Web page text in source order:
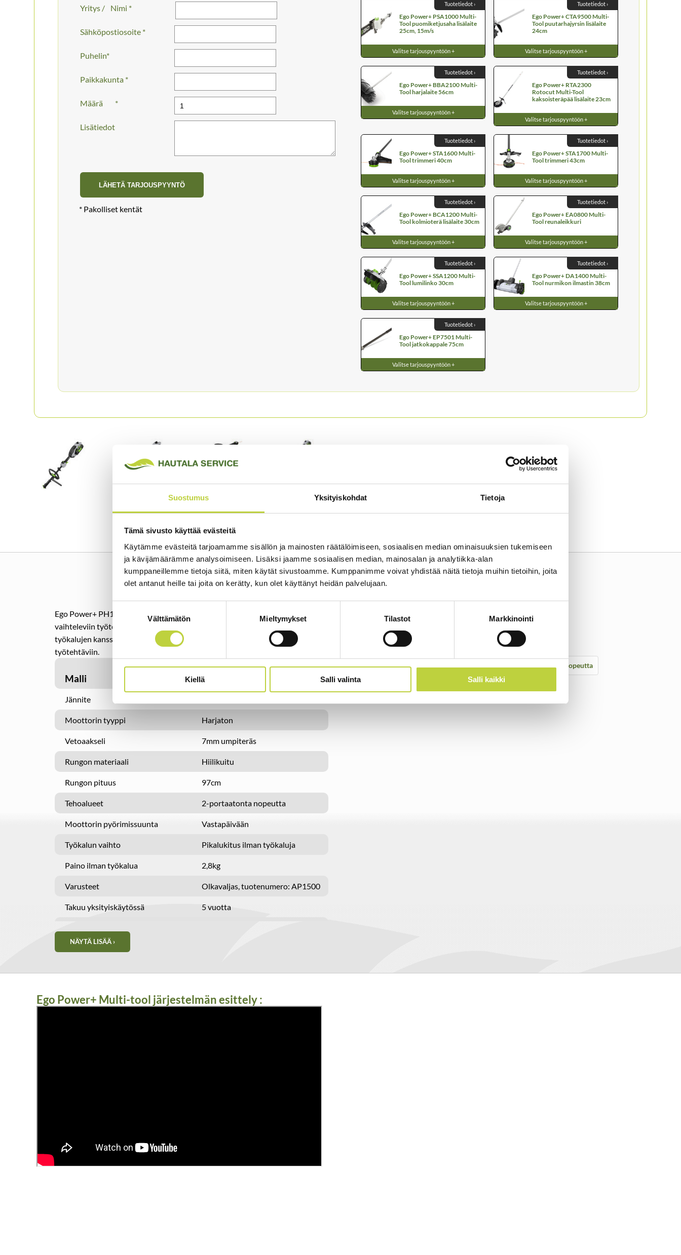
Suostumus Yksityiskohdat Tietoja
Tämä sivusto käyttää evästeitä
Käytämme evästeitä tarjoamamme sisällön ja mainosten räätälöimiseen, sosiaalisen median ominaisuuksien tukemiseen
ja kävijämäärämme analysoimiseen. Lisäksi jaamme sosiaalisen median, mainosalan ja analytiikka-alan
kumppaneillemme tietoja siitä, miten käytät sivustoamme. Kumppanimme voivat yhdistää näitä tietoja muihin tietoihin, joita
olet antanut heille tai joita on kerätty, kun olet käyttänyt heidän palvelujaan.
valinta
Välttämätön Mieltymykset Tilastot Markkinointi
Kiellä Salli valinta Salli kaikki
Nimi *
Sähköpostiosoite *
Puhelin
Paikkakunta *
Määrä
Lisätiedot
Ego Power+ PSA1000 Multi-
Tool puomiketjusaha lisälaite
25cm, 15m/s
Valitse tarjouspyyntöön +
Tuotetiedot ›
Ego Power+ CTA9500 Multi-
Tool puutarhajyrsin lisälaite
24cm
Valitse tarjouspyyntöön +
Tuotetiedot ›
Ego Power+ BBA2100 Multi-
Tool harjalaite 56cm
Valitse tarjouspyyntöön +
Tuotetiedot ›
Ego Power+ RTA2300
Rotocut Multi-Tool
kaksoisteräpää lisälaite 23cm
Valitse tarjouspyyntöön +
Tuotetiedot ›
Ego Power+ STA1600 Multi-
Tool trimmeri 40cm
Valitse tarjouspyyntöön +
Tuotetiedot ›
Ego Power+ STA1700 Multi-
Tool trimmeri 43cm
Valitse tarjouspyyntöön +
Tuotetiedot ›
Ego Power+ BCA1200 Multi-
Tool kolmioterä lisälaite 30cm
Valitse tarjouspyyntöön +
Tuotetiedot ›
Ego Power+ EA0800 Multi-
Tool reunaleikkuri
Valitse tarjouspyyntöön +
Tuotetiedot ›
Ego Power+ SSA1200 Multi-
Tool lumilinko 30cm
Valitse tarjouspyyntöön +
Tuotetiedot ›
Ego Power+ DA1400 Multi-
Tool nurmikon ilmastin 38cm
Valitse tarjouspyyntöön +
Tuotetiedot ›
Ego Power+ EP7501 Multi-
Tool jatkokappale 75cm
Valitse tarjouspyyntöön +
Tuotetiedot ›
Tekniset tiedot
Ego Power+ PH1420E Multi-Tool moottoriyksikkö on tehokas peruskone
vaihteleviin työtehtäviin. Se on yhteensopiva myös vanhempien Multi-Tool
työkalujen kanssa. 2 portaatonta nopeutta takaa sopivan tehon kaikkiin
työtehtäviin.
Malli Ego Power+ PH1420E
Jännite
Moottorin tyyppi Harjaton
Vetoaakseli 7mm umpiteräs
Rungon materiaali Hiilikuitu
Rungon pituus 97cm
Tehoalueet 2-portaatonta nopeutta
Moottorin pyörimissuunta Vastapäivään
Työkalun vaihto Pikalukitus ilman työkaluja
Paino ilman työkalua 2,8kg
Varusteet Olkavaljas, tuotenumero: AP1500
Takuu yksityiskäytössä 5 vuotta
NÄYTÄ LISÄÄ ›
Multi-Tool moottoriyksikkö Helppo käyttää
Soveltuu kaikille Multi-Tool työkaluille 2 portaatonta nopeutta
Paino vain 2,8kg Kevyt hiilikuiturunko
Ego Power+ Multi-tool järjestelmän esittely :